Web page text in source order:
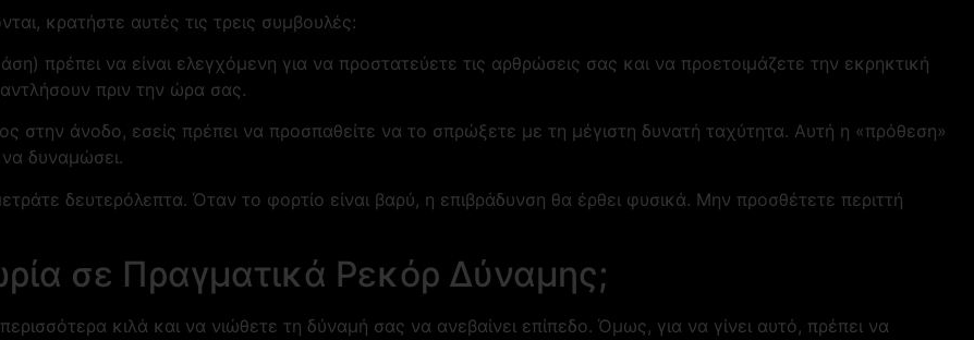
κρατήστε αυτές τις τρεις συμβουλές:
πρέπει να είναι ελεγχόμενη για να προστατεύετε τις αρθρώσεις σας και να προετοιμάζετε την εκρηκτική
πριν την ώρα σας.
στην άνοδο, εσείς πρέπει να προσπαθείτε να το σπρώξετε με τη μέγιστη δυνατή ταχύτητα. Αυτή η «πρόθεση»
δυναμώσει.
δευτερόλεπτα. Όταν το φορτίο είναι βαρύ, η επιβράδυνση θα έρθει φυσικά. Μην προσθέτετε περιττή
σε Πραγματικά Ρεκόρ Δύναμης;
κιλά και να νιώθετε τη δύναμή σας να ανεβαίνει επίπεδο. Όμως, για να γίνει αυτό, πρέπει να